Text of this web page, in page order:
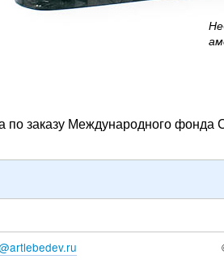
заказу Международного фонда